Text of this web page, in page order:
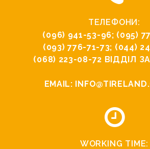
ТЕЛЕФОНИ:
(096) 941-53-96; (095)
(093) 776-71-73; (044)
(068) 223-08-72 ВІДДІЛ
EMAIL:
WORKING TIME: